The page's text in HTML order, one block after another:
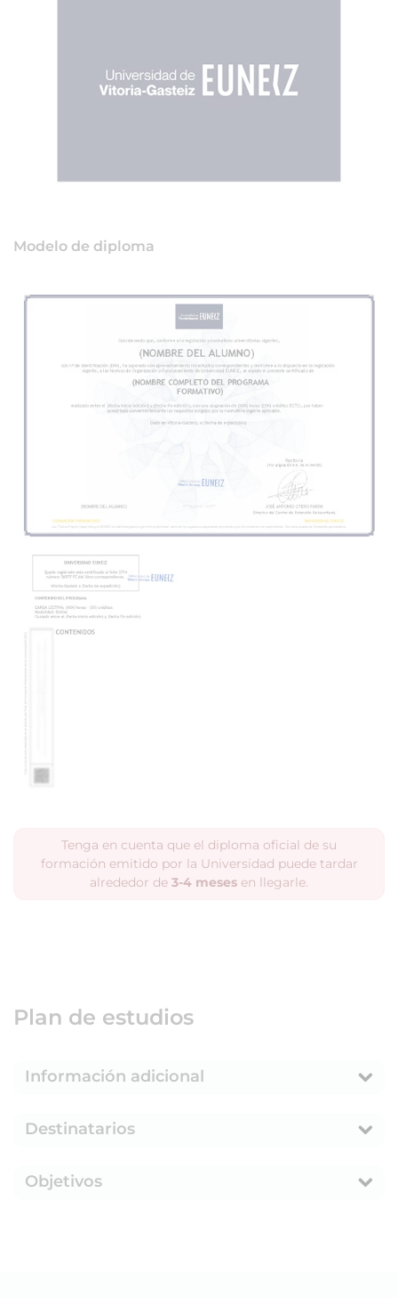
Modelo de diploma
Tenga en cuenta que el diploma oficial de su
formación emitido por la Universidad puede tardar
alrededor de 3-4 meses en llegarle.
Plan de estudios
Información adicional
Destinatarios
Objetivos